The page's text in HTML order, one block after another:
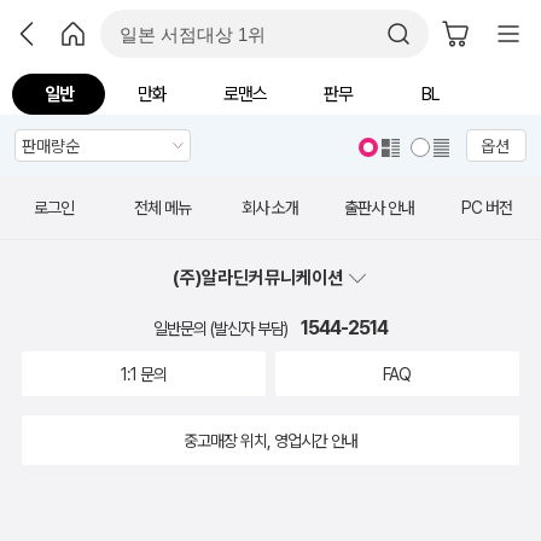
일반 만화 로맨스 판무 BL
옵션
로그인 전체 메뉴 회사 소개 출판사 안내 PC 버전
(주)알라딘커뮤니케이션
일반문의 (발신자 부담) 1544-2514
1:1 문의 FAQ
중고매장 위치, 영업시간 안내